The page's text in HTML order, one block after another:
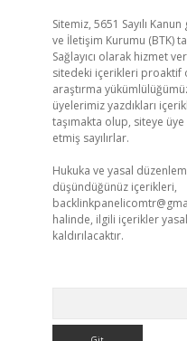
Sitemiz, 5651 Sayılı
ve İletişim Kurumu (BTK)
Sağlayıcı olarak hizmet
sitedeki içerikleri proaktif
araştırma
üyelerimiz yazdıkları
taşımakta olup, siteye
etmiş sayılırlar.
Hukuka ve yasal
düşündüğünüz içerikleri,
halinde, ilgili içerikler
kaldırılacaktır.